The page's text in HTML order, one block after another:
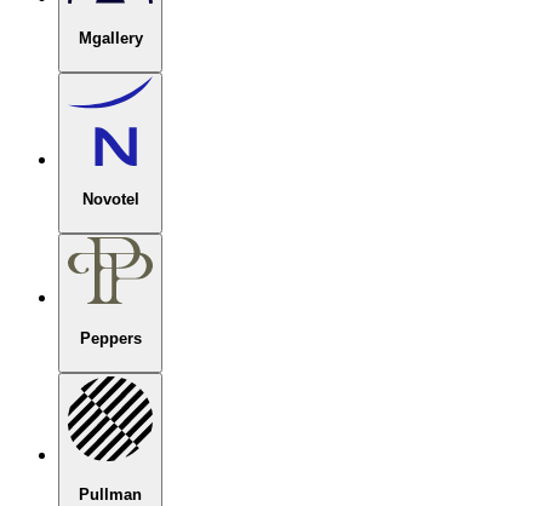
Mgallery
Novotel
Peppers
Pullman